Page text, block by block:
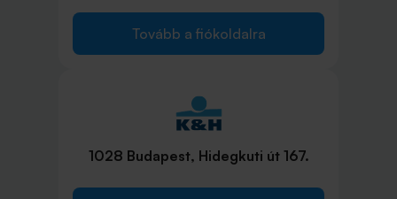
Tovább a fiókoldalra
1028 Budapest, Hidegkuti út 167.